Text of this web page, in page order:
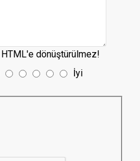
HTML'e dönüştürülmez!
İyi